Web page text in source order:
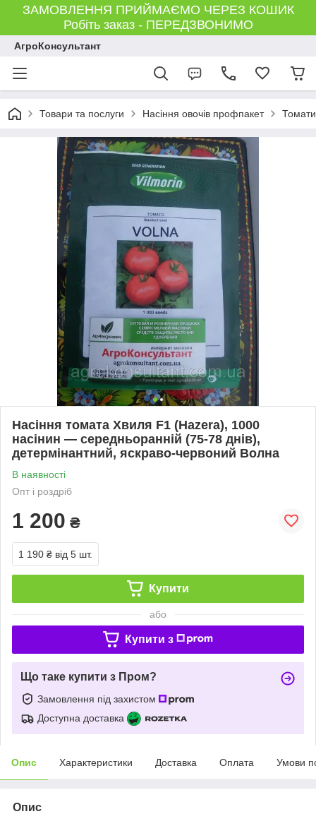
ЗАМОВЛЕННЯ ПРИЙМАЄМО ЧЕРЕЗ КОШИК
Робіть заказ - ПЕРЕДЗВОНИМО
АгроКонсультант
Товари та послуги Насіння овочів профпакет Томати
Насіння томата Хвиля F1 (Hazera), 1000
насінин — середньоранній (75-78 днів),
детермінантний, яскраво-червоний Волна
В наявності
Опт і роздріб
1 200 ₴
1 190 ₴ від 5 шт.
Купити
або
Купити з
Що таке купити з Пром?
Замовлення під захистом
Доступна доставка
Опис Характеристики Доставка Оплата Умови
Опис